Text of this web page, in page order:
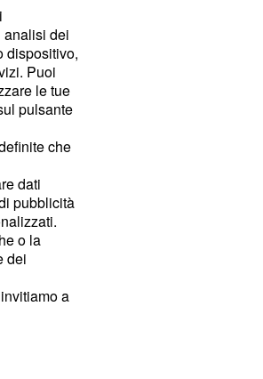
analisi dei
dispositivo,
Puoi
le tue
pulsante
che
dati
pubblicità
o la
dei
a